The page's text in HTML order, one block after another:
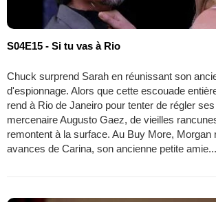
S04E15 - Si tu vas à Rio
Chuck surprend Sarah en réunissant son
d'espionnage. Alors que cette escouade
rend à Rio de Janeiro pour tenter de régler
mercenaire Augusto Gaez, de vieilles
remontent à la surface. Au Buy More, Morgan
avances de Carina, son ancienne petite amie...